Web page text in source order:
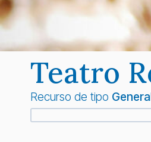
Teatro
Recurso de tipo